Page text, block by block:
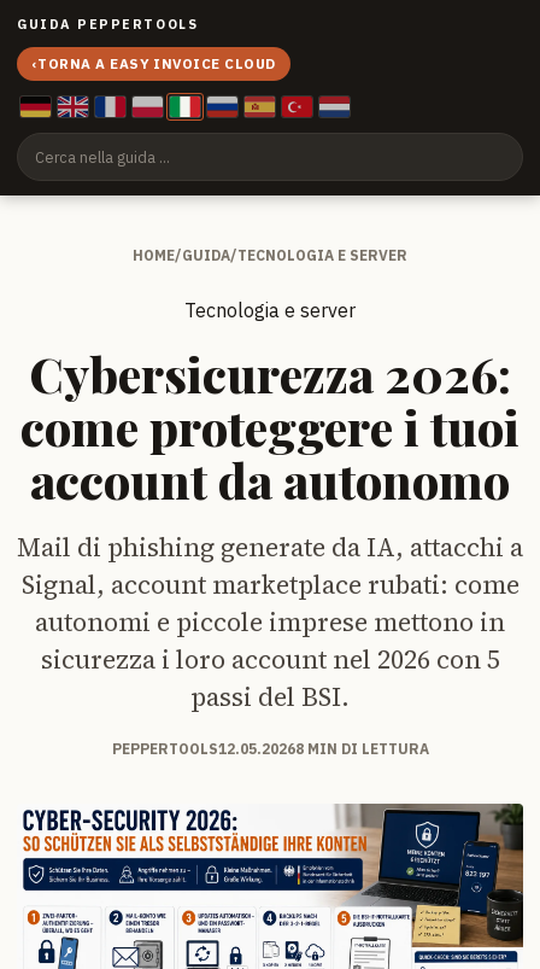
GUIDA PEPPERTOOLS
‹TORNA A EASY INVOICE CLOUD
HOME/GUIDA/TECNOLOGIA E SERVER
Tecnologia e server
Cybersicurezza 2026:
come proteggere i tuoi
account da autonomo
Mail di phishing generate da IA, attacchi a
Signal, account marketplace rubati: come
autonomi e piccole imprese mettono in
sicurezza i loro account nel 2026 con 5
passi del BSI.
PEPPERTOOLS12.05.20268 MIN DI LETTURA